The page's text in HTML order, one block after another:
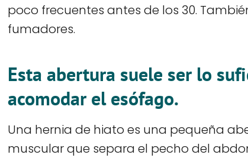
poco frecuentes antes de los 30.
fumadores.
Esta abertura suele ser lo
acomodar el esófago.
Una hernia de hiato es una pequeña
muscular que separa el pecho del